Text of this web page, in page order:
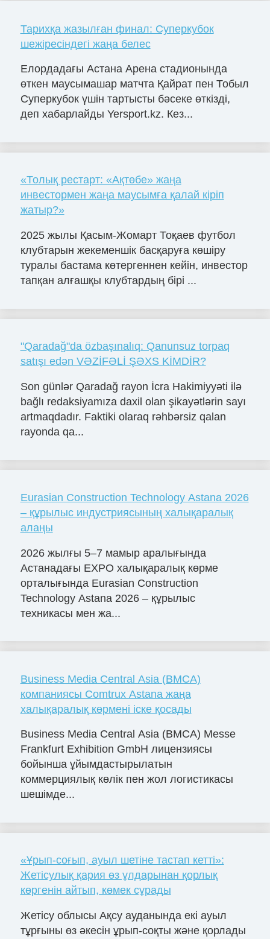
Тарихқа жазылған финал: Суперкубок
шежіресіндегі жаңа белес
Елордадағы Астана Арена стадионында
өткен маусымашар матчта Қайрат пен Тобыл
Суперкубок үшін тартысты бәсеке өткізді,
деп хабарлайды Yersport.kz. Кез...
«Толық рестарт: «Ақтөбе» жаңа
инвестормен жаңа маусымға қалай кіріп
жатыр?»
2025 жылы Қасым-Жомарт Тоқаев футбол
клубтарын жекеменшік басқаруға көшіру
туралы бастама көтергеннен кейін, инвестор
тапқан алғашқы клубтардың бірі ...
"Qaradağ"da özbaşınalıq: Qanunsuz torpaq
satışı edən VƏZİFƏLİ ŞƏXS KİMDİR?
Son günlər Qaradağ rayon İcra Hakimiyyəti ilə
bağlı redaksiyamıza daxil olan şikayətlərin sayı
artmaqdadır. Faktiki olaraq rəhbərsiz qalan
rayonda qa...
Eurasian Construction Technology Astana 2026
– құрылыс индустриясының халықаралық
алаңы
2026 жылғы 5–7 мамыр аралығында
Астанадағы EXPO халықаралық көрме
орталығында Eurasian Construction
Technology Astana 2026 – құрылыс
техникасы мен жа...
Business Media Central Asia (BMCA)
компаниясы Comtrux Astana жаңа
халықаралық көрмені іске қосады
Business Media Central Asia (BMCA) Messe
Frankfurt Exhibition GmbH лицензиясы
бойынша ұйымдастырылатын
коммерциялық көлік пен жол логистикасы
шешімде...
«Ұрып-соғып, ауыл шетіне тастап кетті»:
Жетісулық қария өз ұлдарынан қорлық
көргенін айтып, көмек сұрады
Жетісу облысы Ақсу ауданында екі ауыл
тұрғыны өз әкесін ұрып-соқты және қорлады